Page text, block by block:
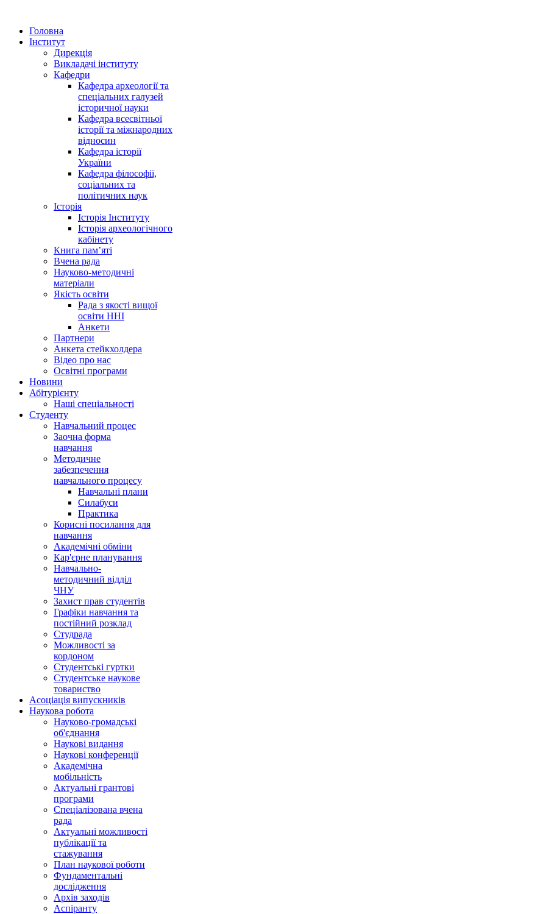
Головна
Інститут
Дирекція
Викладачі інституту
Кафедри
Кафедра археології та
спеціальних галузей
історичної науки
Кафедра всесвітньої
історії та міжнародних
відносин
Кафедра історії
України
Кафедра філософії,
соціальних та
політичних наук
Історія
Історія Інституту
Історія археологічного
кабінету
Книга памʼяті
Вчена рада
Науково-методичні
матеріали
Якість освіти
Рада з якості вищої
освіти ННІ
Анкети
Партнери
Анкета стейкхолдера
Відео про нас
Освітні програми
Hовини
Абітурієнту
Наші спеціальності
Студенту
Навчальний процес
Заочна форма
навчання
Методичне
забезпечення
навчального процесу
Навчальні плани
Силабуси
Практика
Корисні посилання для
навчання
Академічні обміни
Кар'єрне планування
Навчально-
методичний відділ
ЧНУ
Захист прав студентів
Графіки навчання та
постійний розклад
Студрада
Можливості за
кордоном
Студентські гуртки
Студентське наукове
товариство
Асоціація випускників
Наукова робота
Науково-громадські
об'єднання
Наукові видання
Наукові конференції
Академічна
мобільність
Актуальні грантові
програми
Спеціалізована вчена
рада
Актуальні можливості
публікації та
стажування
План наукової роботи
Фундаментальні
дослідження
Архів заходів
Аспіранту